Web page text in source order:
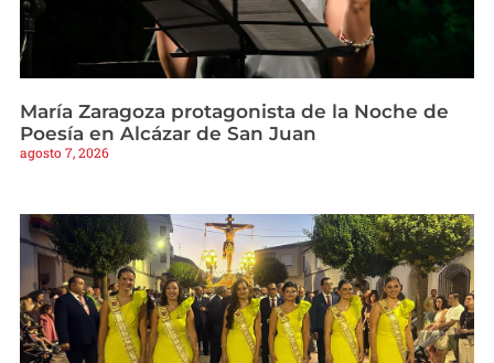
María Zaragoza protagonista de la Noche de
Poesía en Alcázar de San Juan
agosto 7, 2026